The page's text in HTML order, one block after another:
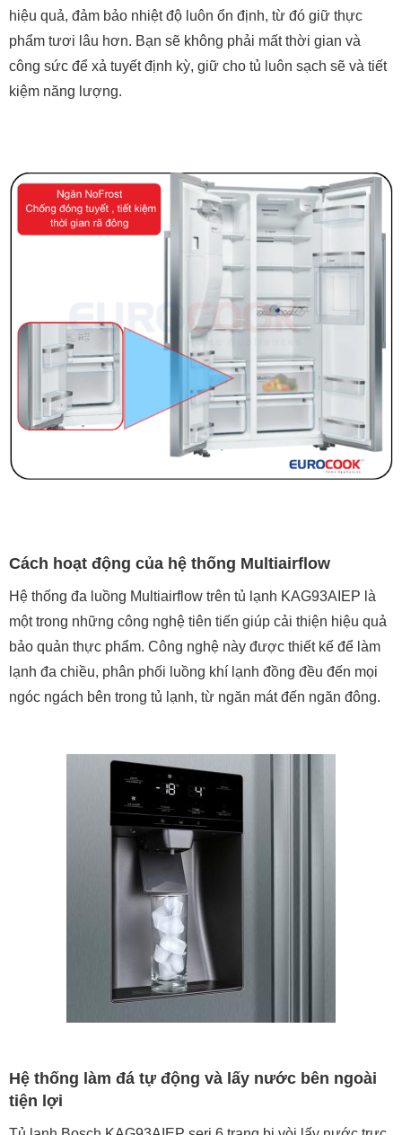
hiệu quả, đảm bảo nhiệt độ luôn ổn định, từ đó giữ thực
phẩm tươi lâu hơn. Bạn sẽ không phải mất thời gian và
công sức để xả tuyết định kỳ, giữ cho tủ luôn sạch sẽ và tiết
kiệm năng lượng.
Cách hoạt động của hệ thống Multiairflow
Hệ thống đa luồng Multiairflow trên tủ lạnh KAG93AIEP là
một trong những công nghệ tiên tiến giúp cải thiện hiệu quả
bảo quản thực phẩm. Công nghệ này được thiết kế để làm
lạnh đa chiều, phân phối luồng khí lạnh đồng đều đến mọi
ngóc ngách bên trong tủ lạnh, từ ngăn mát đến ngăn đông.
Hệ thống làm đá tự động và lấy nước bên ngoài
tiện lợi